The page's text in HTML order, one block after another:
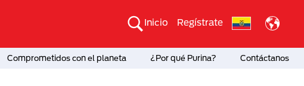
Inicio Regístrate
Comprometidos con el planeta ¿Por qué Purina? Contáctanos